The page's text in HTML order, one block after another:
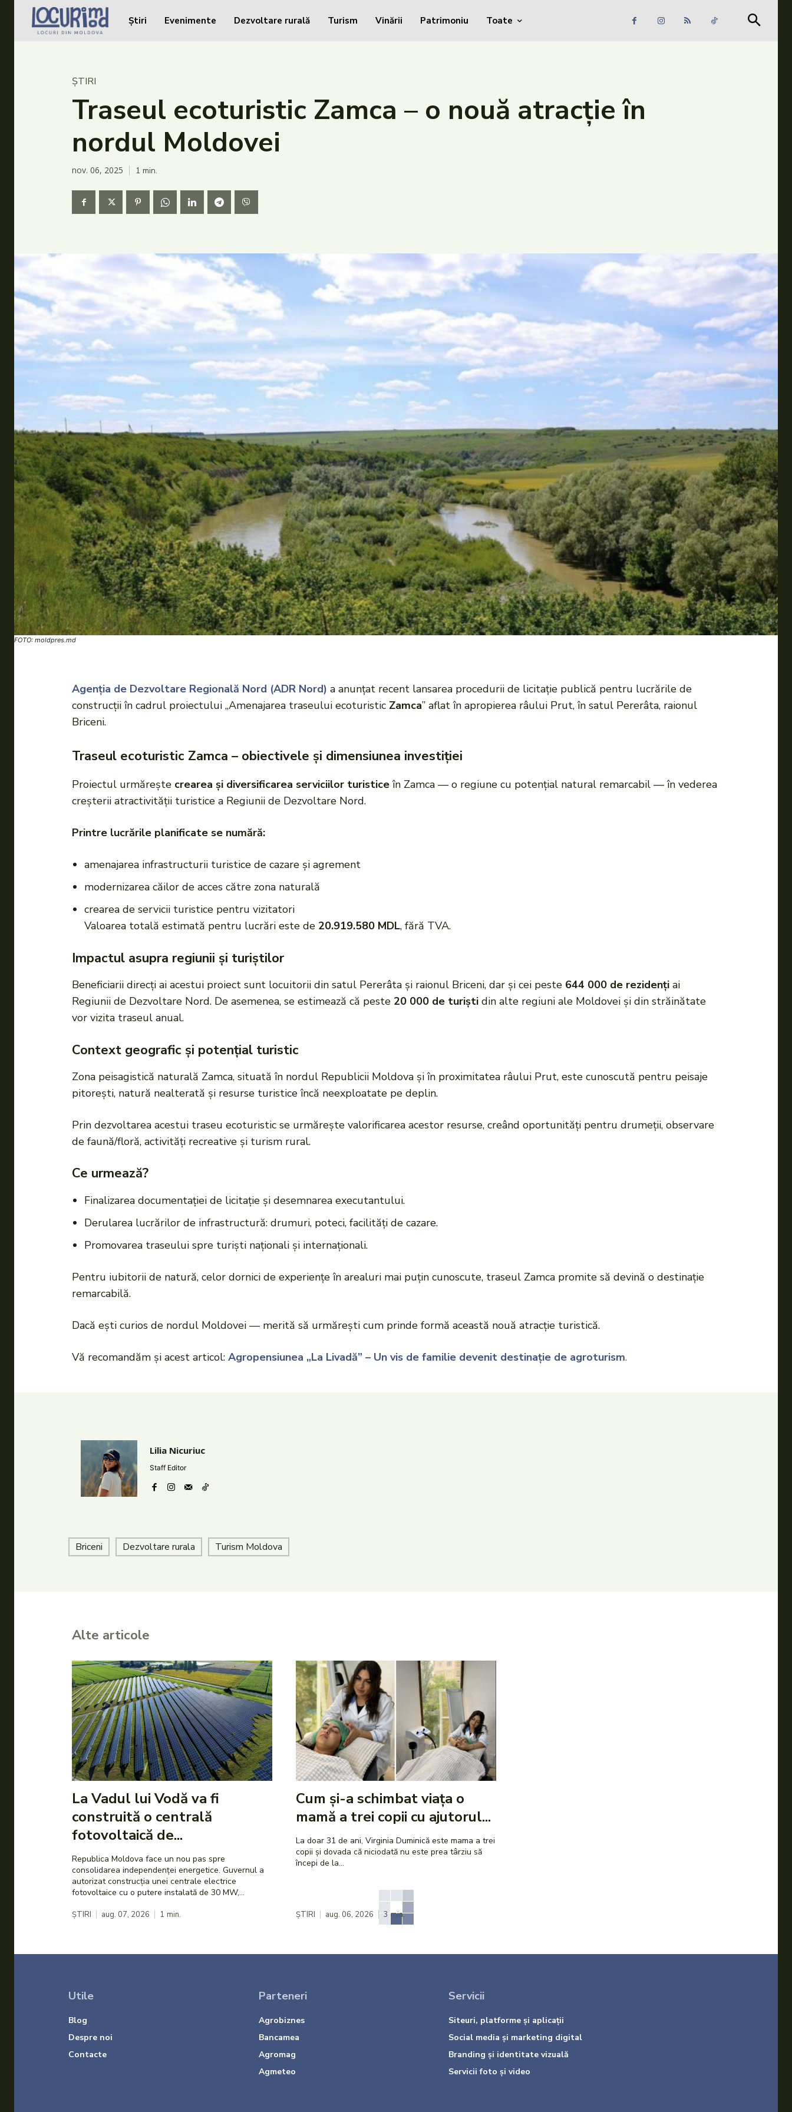
Caută în site...
Caută în site... Căutare
Evenimente
Dezvoltare rurală
Turism
Vinării
Patrimoniu
Produs Acasă
Știri Evenimente Dezvoltare rurală Turism Vinării Patrimoniu Toate
ȘTIRI
Traseul ecoturistic Zamca – o nouă atracție în
nordul Moldovei
nov. 06, 2025 1 min.
FOTO: moldpres.md
Agenția de Dezvoltare Regională Nord (ADR Nord) a anunțat recent lansarea procedurii de licitație publică pentru lucrările de
construcţii în cadrul proiectului „Amenajarea traseului ecoturistic Zamca” aflat în apropierea râului Prut, în satul Pererâta, raionul
Briceni.
Traseul ecoturistic Zamca – obiectivele și dimensiunea investiției
Proiectul urmăreşte crearea şi diversificarea serviciilor turistice în Zamca — o regiune cu potenţial natural remarcabil — în vederea
creșterii atractivității turistice a Regiunii de Dezvoltare Nord.
Printre lucrările planificate se numără:
amenajarea infrastructurii turistice de cazare şi agrement
modernizarea căilor de acces către zona naturală
crearea de servicii turistice pentru vizitatori
Valoarea totală estimată pentru lucrări este de 20.919.580 MDL, fără TVA.
Impactul asupra regiunii și turiștilor
Beneficiarii direcţi ai acestui proiect sunt locuitorii din satul Pererâta şi raionul Briceni, dar și cei peste 644 000 de rezidenţi ai
Regiunii de Dezvoltare Nord. De asemenea, se estimează că peste 20 000 de turiști din alte regiuni ale Moldovei și din străinătate
vor vizita traseul anual.
Context geografic și potențial turistic
Zona peisagistică naturală Zamca, situată în nordul Republicii Moldova și în proximitatea râului Prut, este cunoscută pentru peisaje
pitorești, natură nealterată și resurse turistice încă neexploatate pe deplin.
Prin dezvoltarea acestui traseu ecoturistic se urmăreşte valorificarea acestor resurse, creând oportunităţi pentru drumeţii, observare
de faună/floră, activităţi recreative şi turism rural.
Ce urmează?
Finalizarea documentației de licitație şi desemnarea executantului.
Derularea lucrărilor de infrastructură: drumuri, poteci, facilități de cazare.
Promovarea traseului spre turişti naţionali şi internaţionali.
Pentru iubitorii de natură, celor dornici de experienţe în arealuri mai puţin cunoscute, traseul Zamca promite să devină o destinaţie
remarcabilă.
Dacă eşti curios de nordul Moldovei — merită să urmărești cum prinde formă această nouă atracţie turistică.
Vă recomandăm și acest articol: Agropensiunea „La Livadă” – Un vis de familie devenit destinație de agroturism.
Lilia Nicuriuc
Staff Editor
Briceni Dezvoltare rurala Turism Moldova
Alte articole
La Vadul lui Vodă va fi
construită o centrală
fotovoltaică de...
Republica Moldova face un nou pas spre
consolidarea independenței energetice. Guvernul a
autorizat construcția unei centrale electrice
fotovoltaice cu o putere instalată de 30 MW,...
ȘTIRI aug. 07, 2026 1 min.
Cum și-a schimbat viața o
mamă a trei copii cu ajutorul...
La doar 31 de ani, Virginia Duminică este mama a trei
copii și dovada că niciodată nu este prea târziu să
începi de la...
ȘTIRI aug. 06, 2026 3 min.
Utile
Blog
Despre noi
Contacte
Parteneri
Agrobiznes
Bancamea
Agromag
Agmeteo
Servicii
Siteuri, platforme și aplicații
Social media și marketing digital
Branding și identitate vizuală
Servicii foto și video